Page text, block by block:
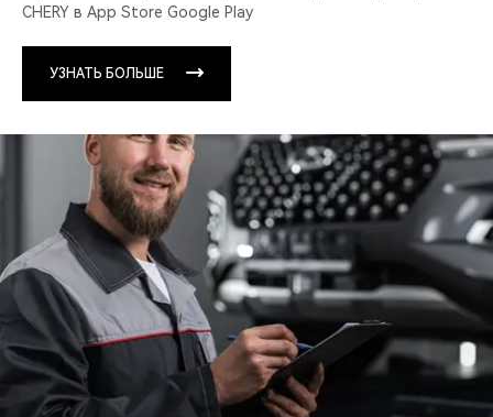
CHERY в App Store Google Play
УЗНАТЬ БОЛЬШЕ